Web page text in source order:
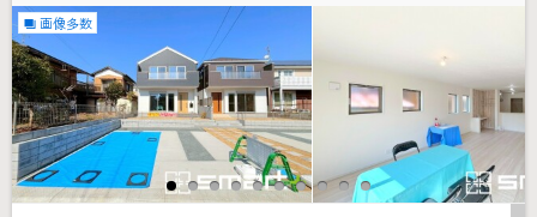
画像多数